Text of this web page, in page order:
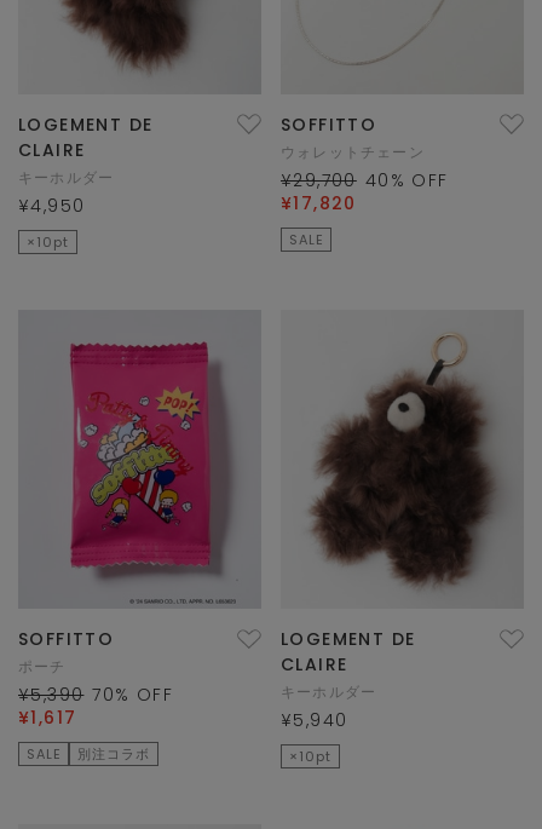
LOGEMENT DE
CLAIRE
キーホルダー
¥4,950
×10pt
SOFFITTO
ウォレットチェーン
¥29,700 40 % OFF
¥17,820
SALE
SOFFITTO
ポーチ
¥5,390 70% OFF
¥1,617
SALE 別注コラボ
LOGEMENT DE
CLAIRE
キーホルダー
¥5,940
×10pt